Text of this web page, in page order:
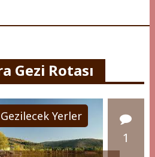
Gezi Rotası
Yerler
1